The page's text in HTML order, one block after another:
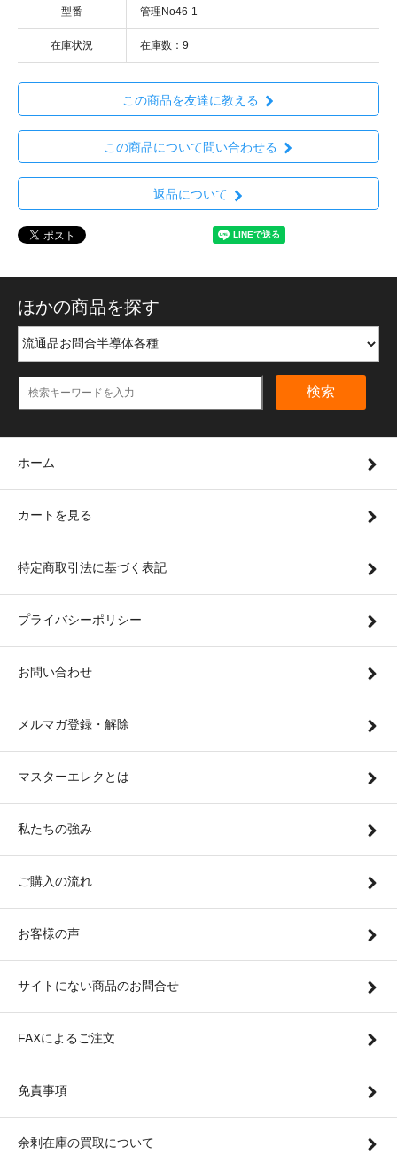
型番 管理No46-1
在庫状況 在庫数：9
この商品を友達に教える
この商品について問い合わせる
返品について
ほかの商品を探す
検索
ホーム
カートを見る
特定商取引法に基づく表記
プライバシーポリシー
お問い合わせ
メルマガ登録・解除
マスターエレクとは
私たちの強み
ご購入の流れ
お客様の声
サイトにない商品のお問合せ
FAXによるご注文
免責事項
余剰在庫の買取について